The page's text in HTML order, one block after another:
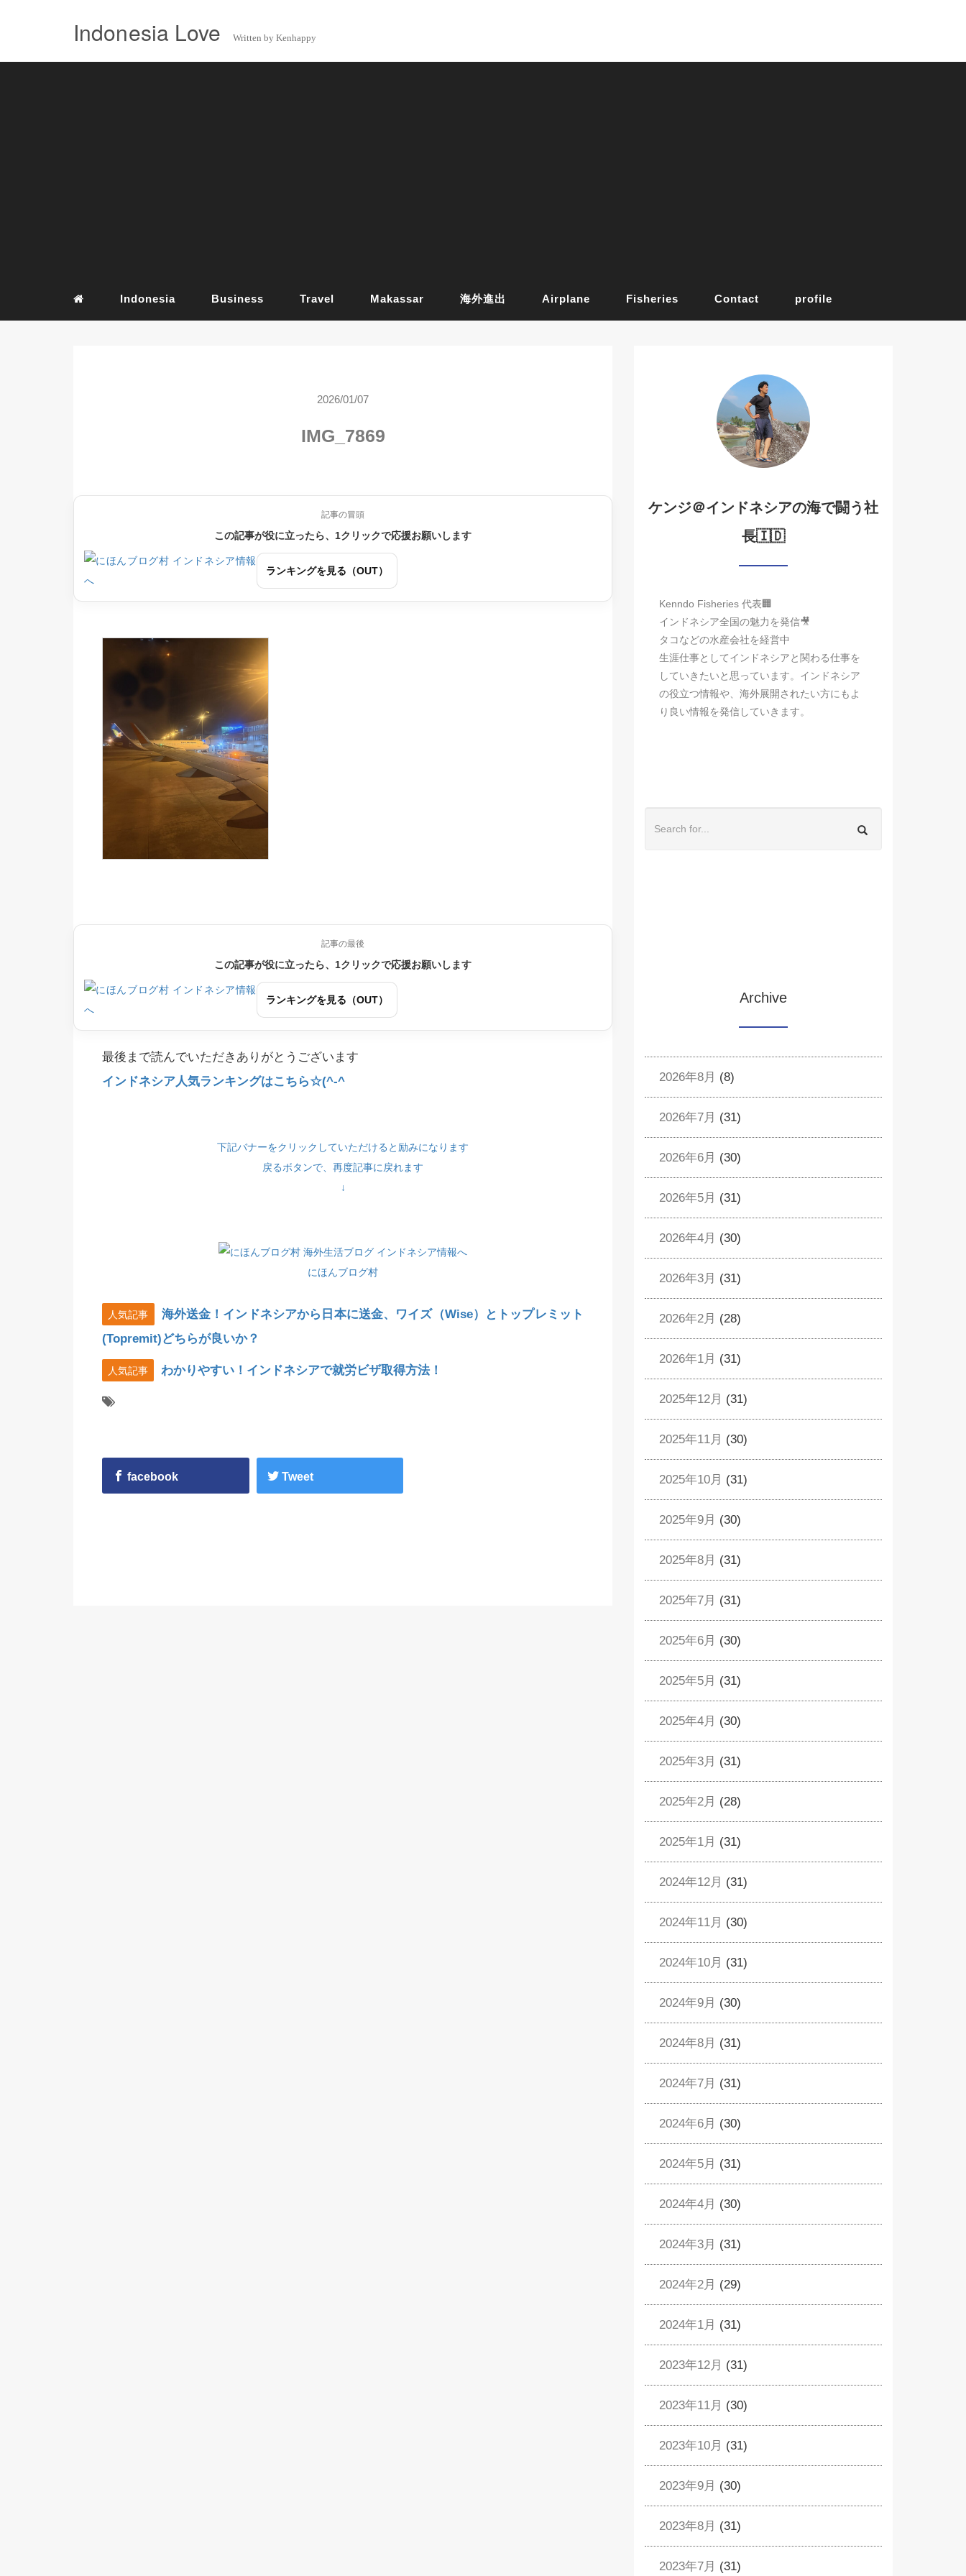
Indonesia Love Written by Kenhappy
Indonesia Business Travel Makassar 海外進出 Airplane Fisheries Contact profile
2026/01/07
IMG_7869
記事の冒頭
この記事が役に立ったら、1クリックで応援お願いします
ランキングを見る（OUT）
記事の最後
この記事が役に立ったら、1クリックで応援お願いします
ランキングを見る（OUT）
最後まで読んでいただきありがとうございます
インドネシア人気ランキングはこちら☆(^-^
下記バナーをクリックしていただけると励みになります
戻るボタンで、再度記事に戻れます
↓
にほんブログ村
人気記事
海外送金！インドネシアから日本に送金、ワイズ（Wise）とトップレミット
(Topremit)どちらが良いか？
人気記事 わかりやすい！インドネシアで就労ビザ取得方法！
facebook Tweet
ケンジ＠インドネシアの海で闘う社
長🇮🇩
Kenndo Fisheries 代表🏢
インドネシア全国の魅力を発信🎥
タコなどの水産会社を経営中
生涯仕事としてインドネシアと関わる仕事を
していきたいと思っています。インドネシア
の役立つ情報や、海外展開されたい方にもよ
り良い情報を発信していきます。
Archive
2026年8月 (8)
2026年7月 (31)
2026年6月 (30)
2026年5月 (31)
2026年4月 (30)
2026年3月 (31)
2026年2月 (28)
2026年1月 (31)
2025年12月 (31)
2025年11月 (30)
2025年10月 (31)
2025年9月 (30)
2025年8月 (31)
2025年7月 (31)
2025年6月 (30)
2025年5月 (31)
2025年4月 (30)
2025年3月 (31)
2025年2月 (28)
2025年1月 (31)
2024年12月 (31)
2024年11月 (30)
2024年10月 (31)
2024年9月 (30)
2024年8月 (31)
2024年7月 (31)
2024年6月 (30)
2024年5月 (31)
2024年4月 (30)
2024年3月 (31)
2024年2月 (29)
2024年1月 (31)
2023年12月 (31)
2023年11月 (30)
2023年10月 (31)
2023年9月 (30)
2023年8月 (31)
2023年7月 (31)